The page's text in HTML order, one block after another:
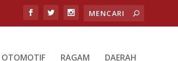
OTOMOTIF RAGAM DAERAH